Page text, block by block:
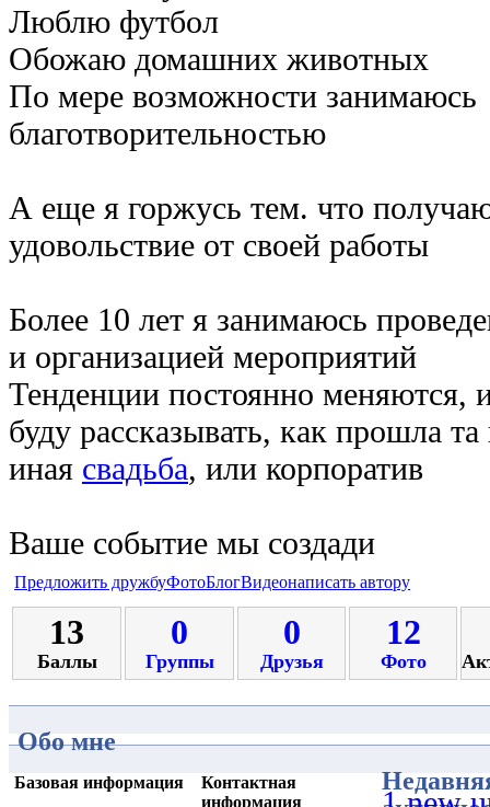
Люблю футбол
Обожаю домашних животных
По мере возможности занимаюсь
благотворительностью
А еще я горжусь тем. что
удовольствие от своей работы
Более 10 лет я занимаюсь
и организацией мероприятий
Тенденции постоянно меняются,
буду рассказывать, как прошла
иная свадьба, или корпоратив
Ваше событие мы создади
Предложить дружбуФотоБлогВидеонаписать автору
13
Баллы
0
Группы
0
Друзья
12
Фото
Обо мне
Базовая информация
Контактная
информация